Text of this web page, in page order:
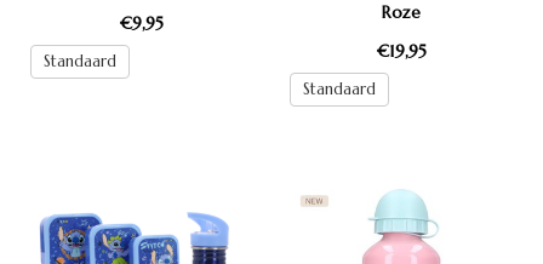
€9,95
Standaard
Roze
€19,95
Standaard